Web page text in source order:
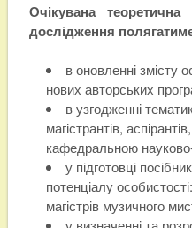
Очікувана
дослідження
в оновленні змісту
нових авторських
в узгодженні
магістрантів,
кафедральною
у підготовці
потенціалу
магістрів музичного